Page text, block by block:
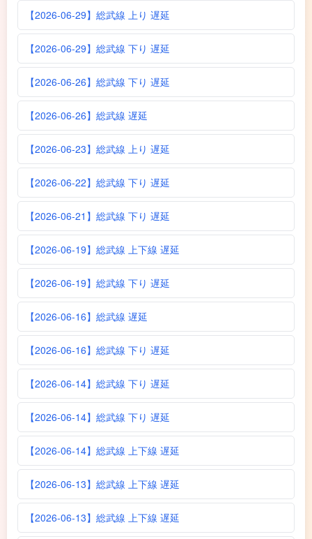
【2026-06-29】総武線 上り 遅延
【2026-06-29】総武線 下り 遅延
【2026-06-26】総武線 下り 遅延
【2026-06-26】総武線 遅延
【2026-06-23】総武線 上り 遅延
【2026-06-22】総武線 下り 遅延
【2026-06-21】総武線 下り 遅延
【2026-06-19】総武線 上下線 遅延
【2026-06-19】総武線 下り 遅延
【2026-06-16】総武線 遅延
【2026-06-16】総武線 下り 遅延
【2026-06-14】総武線 下り 遅延
【2026-06-14】総武線 下り 遅延
【2026-06-14】総武線 上下線 遅延
【2026-06-13】総武線 上下線 遅延
【2026-06-13】総武線 上下線 遅延